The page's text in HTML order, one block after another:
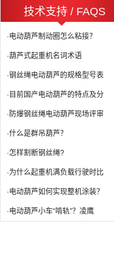
技术支持 / FAQS
·电动葫芦制动圈怎么粘接？
·葫芦式起重机名词术语
·钢丝绳电动葫芦的规格型号表
·目前国产电动葫芦的特点及分
·防爆钢丝绳电动葫芦现场评审
·什么是群吊葫芦？
·怎样割断钢丝绳?
·为什么起重机满负载行驶时比
·电动葫芦如何实现整机涂装？
·电动葫芦小车“啃轨”？凌鹰